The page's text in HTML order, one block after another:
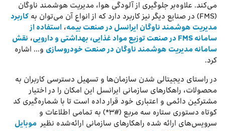
می‌کند. علاوه‌بر جلوگیری از آلودگی هوا، مدیریت هوشمند ناوگان
(FMS) در صنایع دیگر نیز کاربرد دارد که از انواع آن می‌توان به
کاربرد
مدیریت هوشمند ناوگان ایرانسل در صنعت بیمه، استفاده از
سامانه FMS در صنعت توزیع مواد غذایی، بهداشتی و دارویی
، نقش
سامانه مدیریت هوشمند ناوگان در صنعت خودروسازی و… اشاره
کرد.
در راستای دیجیتالی شدن سازمان‌ها و تسهیل دسترسی کاربران به
محصولات، راهکارهای سازمانی ایرانسل این امکان را در اختیار
مشترکین دائمی و اعتباری خود قرار داده است تا با شماره‌گیری کد
کوتاه دستوری ستاره سه مربع (#۳*) به تمامی اطلاعات و
سرویس‌های ارائه شده راهکارهای سازمانی ارائه‌شده نظیر موبایل